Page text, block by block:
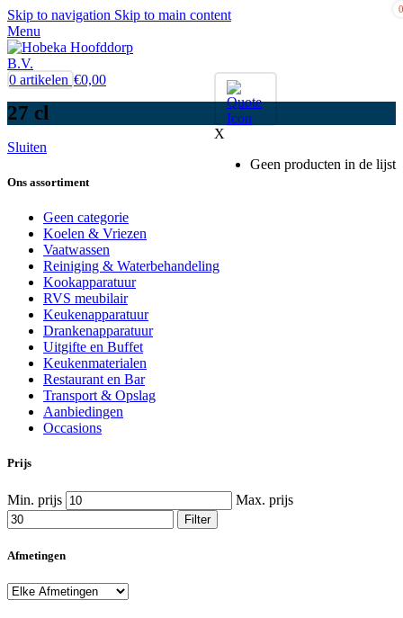
Skip to navigation Skip to main content
Menu
0
X
Geen producten in de lijst
0 artikelen €0,00
27 cl
Sluiten
Ons assortiment
Geen categorie
Koelen & Vriezen
Vaatwassen
Reiniging & Waterbehandeling
Kookapparatuur
RVS meubilair
Keukenapparatuur
Drankenapparatuur
Uitgifte en Buffet
Keukenmaterialen
Restaurant en Bar
Transport & Opslag
Aanbiedingen
Occasions
Prijs
Min. prijs Max. prijs
Filter
Afmetingen